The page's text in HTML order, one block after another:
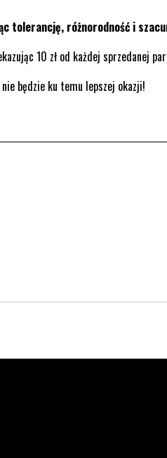
tolerancję, różnorodność i
10 zł od każdej sprzedanej
będzie ku temu lepszej okazji!
Strona otwiera się w nowym
Twitter. Strona otwiera się w nowym
na Linkedin. Strona otwiera się w